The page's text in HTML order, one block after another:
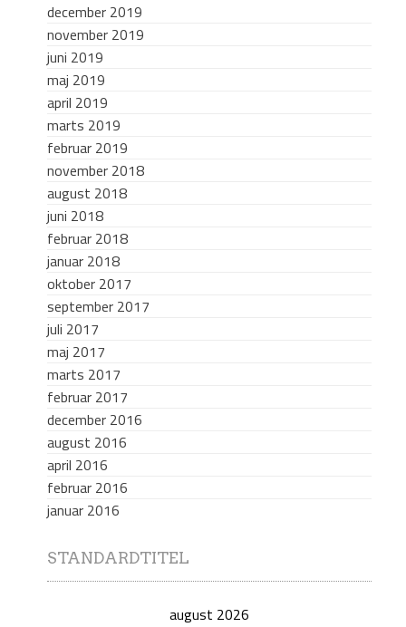
december 2019
november 2019
juni 2019
maj 2019
april 2019
marts 2019
februar 2019
november 2018
august 2018
juni 2018
februar 2018
januar 2018
oktober 2017
september 2017
juli 2017
maj 2017
marts 2017
februar 2017
december 2016
august 2016
april 2016
februar 2016
januar 2016
STANDARDTITEL
august 2026